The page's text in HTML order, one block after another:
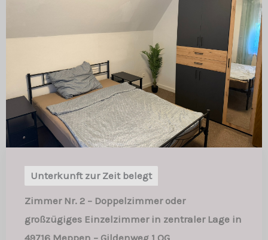
Unterkunft zur Zeit belegt
Zimmer Nr. 2 – Doppelzimmer oder
großzügiges Einzelzimmer in zentraler Lage in
49716 Meppen – Gildenweg 1 OG